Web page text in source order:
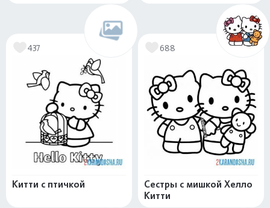
437
Китти с птичкой
688
Сестры с мишкой Хелло
Китти